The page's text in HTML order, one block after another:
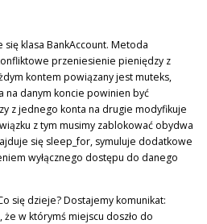
klasa BankAccount. Metoda
przeniesienie pieniędzy z
kontem powiązany jest muteks,
danym koncie powinien być
z jednego konta na drugie modyfikuje
z tym musimy zablokować obydwa
się sleep_for, symuluje dodatkowe
wyłącznego dostępu do danego
się dzieje? Dostajemy komunikat:
w którymś miejscu doszło do